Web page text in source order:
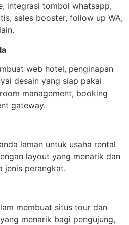
integrasi tombol whatsapp,
sales booster, follow up WA,
web hotel, penginapan
desain yang siap pakai
management, booking
gateway.
laman untuk usaha rental
layout yang menarik dan
jenis perangkat.
membuat situs tour dan
menarik bagi pengujung,